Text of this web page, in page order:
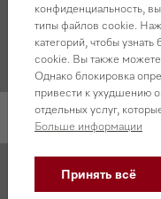
Описание
Общие параметры
Тип прибора
Маркетинговый класс:
конфиденциальность,
типы файлов cookie.
категорий, чтобы
cookie. Вы также
Однако блокировка
привести к ухудшению
отдельных услуг,
Больше информации
Принять всё